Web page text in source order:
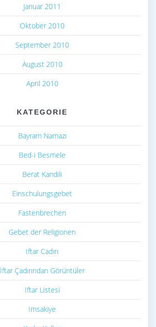
Januar 2011
Oktober 2010
September 2010
August 2010
April 2010
KATEGORIE
Bayram Namazı
Bed-i Besmele
Berat Kandili
Einschulungsgebet
Fastenbrechen
Gebet der Religionen
Iftar Cadırı
İftar Çadırından Görüntüler
Iftar Listesi
Imsakiye